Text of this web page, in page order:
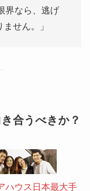
界なら、逃げ
せん。」
合うべきか？
ハウス日本最大手